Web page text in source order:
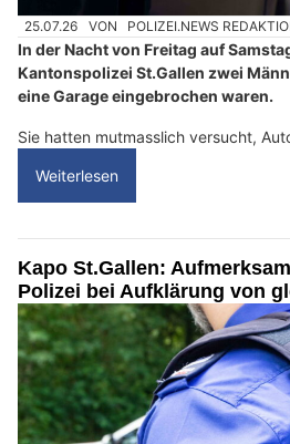
25.07.26 VON POLIZEI.NEWS
In der Nacht von Freitag auf
Kantonspolizei St.Gallen zwei
eine Garage eingebrochen waren.
Sie hatten mutmasslich versucht,
Weiterlesen
Kapo St.Gallen:
Polizei bei Aufklärung von